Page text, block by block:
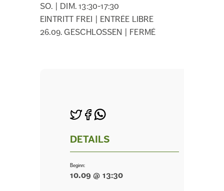
SO. | DIM. 13:30-17:30
EINTRITT FREI | ENTRÉE LIBRE
26.09. GESCHLOSSEN | FERMÉ
DETAILS
Beginn:
10.09 @ 13:30